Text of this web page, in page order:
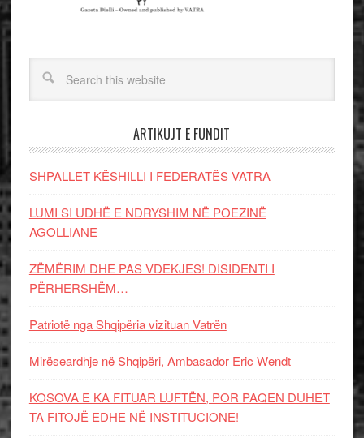
ARTIKUJT E FUNDIT
SHPALLET KËSHILLI I FEDERATËS VATRA
LUMI SI UDHË E NDRYSHIM NË POEZINË
AGOLLIANE
ZËMËRIM DHE PAS VDEKJES! DISIDENTI I
PËRHERSHËM…
Patriotë nga Shqipëria vizituan Vatrën
Mirëseardhje në Shqipëri, Ambasador Eric Wendt
KOSOVA E KA FITUAR LUFTËN, POR PAQEN DUHET
TA FITOJË EDHE NË INSTITUCIONE!